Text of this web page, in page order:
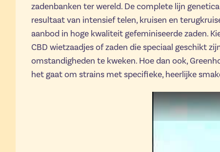
zadenbanken ter wereld. De complete lijn
resultaat van intensief telen, kruisen en
aanbod in hoge kwaliteit gefeminiseerde zaden.
CBD wietzaadjes of zaden die speciaal geschikt
omstandigheden te kweken. Hoe dan ook,
het gaat om strains met specifieke, heerlijke